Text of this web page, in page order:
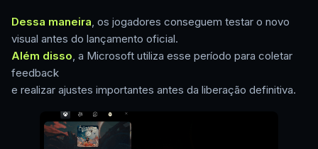
Dessa maneira, os jogadores conseguem testar o novo
visual antes do lançamento oficial.
Além disso, a Microsoft utiliza esse período para coletar
feedback
e realizar ajustes importantes antes da liberação definitiva.